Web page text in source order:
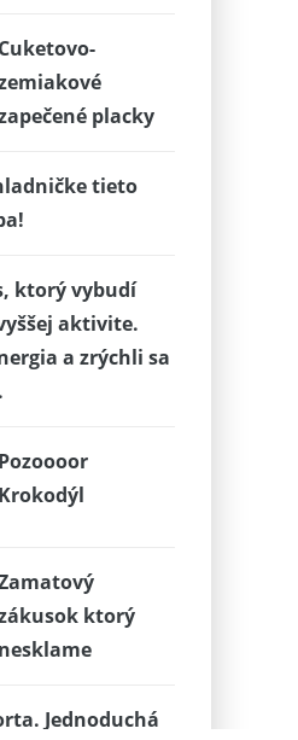
Cuketovo-
placky
tieto
ktorý vybudí
aktivite.
a zrýchli sa
Pozoooor
Krokodýl
ktorý
nesklame
Jednoduchá